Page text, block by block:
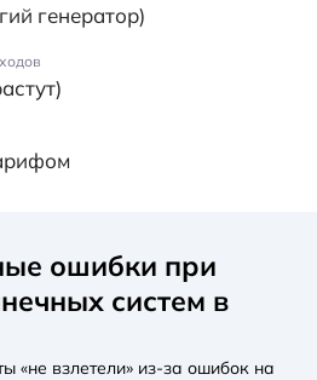
генератор)
ошибки при
систем в
«не взлетели» из-за ошибок на